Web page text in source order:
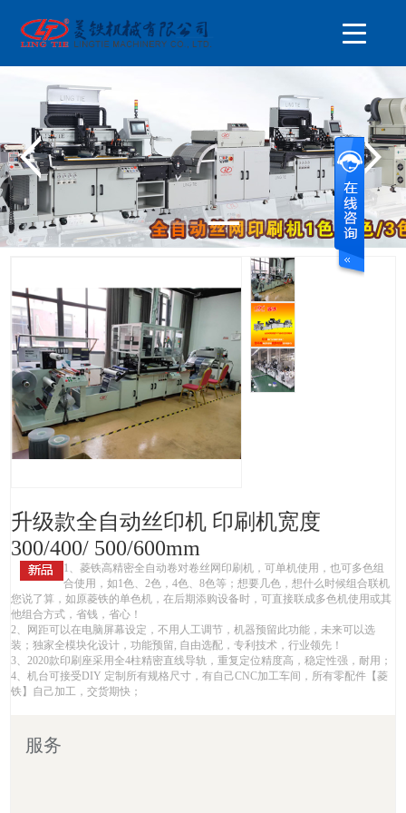
升级款全自动丝印机 印刷机宽度
300/400/ 500/600mm
1、菱铁高精密全自动卷对卷丝网印刷机，可单机使用，也可多色组
合使用，如1色、2色，4色、8色等；想要几色，想什么时候组合联机
您说了算，如原菱铁的单色机，在后期添购设备时，可直接联成多色机使用或其
他组合方式，省钱，省心！
2、网距可以在电脑屏幕设定，不用人工调节，机器预留此功能，未来可以选
装；独家全模块化设计，功能预留, 自由选配，专利技术，行业领先！
3、2020款印刷座采用全4柱精密直线导轨，重复定位精度高，稳定性强，耐用；
4、机台可接受DIY 定制所有规格尺寸，有自己CNC加工车间，所有零配件【菱
铁】自己加工，交货期快；
服务